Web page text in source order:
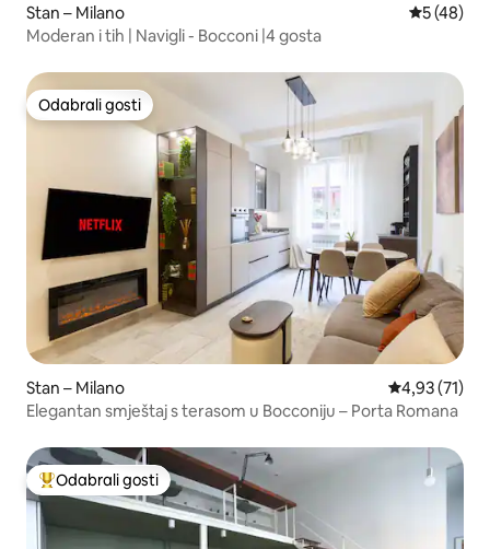
Stan – Milano Prosječna
5 (48)
Moderan i tih | Navigli - Bocconi |4 gosta
Odabrali gosti
Odabrali gosti
Stan – Milano Prosječna
4,93 (71)
Elegantan smještaj s terasom u Bocconiju – Porta Romana
Među najviše rangiranima s oznakom „Odabrali gosti”
Odabrali gosti